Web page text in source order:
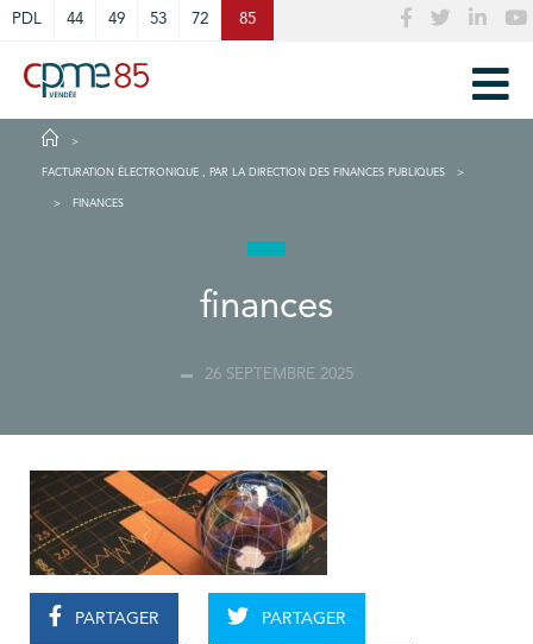
PDL 44 49 53 72 85
FACTURATION ÉLECTRONIQUE , PAR LA DIRECTION DES FINANCES PUBLIQUES
FINANCES
finances
26 SEPTEMBRE 2025
PARTAGER PARTAGER
Cookies management panel